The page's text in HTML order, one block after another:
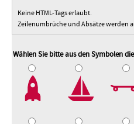
Keine HTML-Tags erlaubt.
Zeilenumbrüche und Absätze werden
Wählen Sie bitte aus den Symbolen